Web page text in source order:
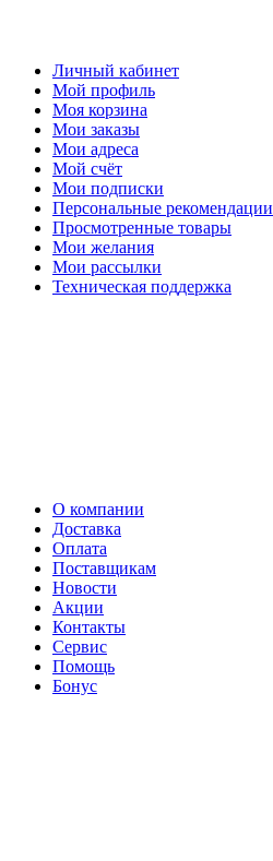
Личный кабинет
Мой профиль
Моя корзина
Мои заказы
Мои адреса
Мой счёт
Мои подписки
Персональные рекомендации
Просмотренные товары
Мои желания
Мои рассылки
Техническая поддержка
О компании
Доставка
Оплата
Поставщикам
Новости
Акции
Контакты
Сервис
Помощь
Бонус